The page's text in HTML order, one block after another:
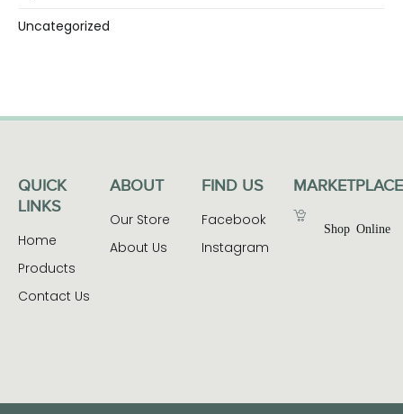
Uncategorized
QUICK
LINKS
Home
Products
Contact Us
ABOUT
Our Store
About Us
FIND US
Facebook
Instagram
MARKETPLACE
Shop Online